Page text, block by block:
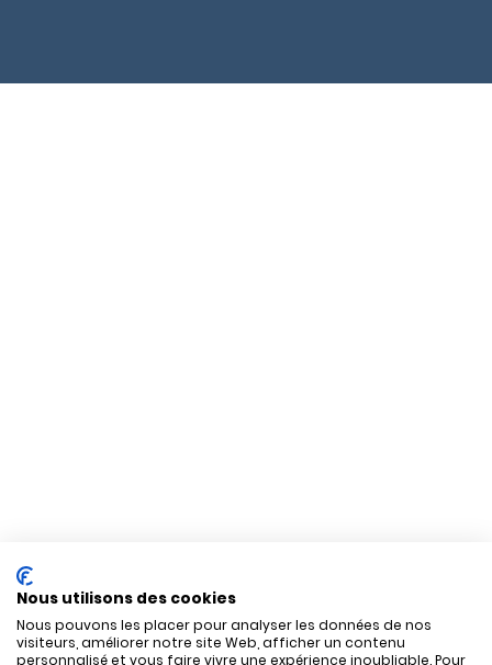
Nous utilisons des cookies
Nous pouvons les placer pour analyser les données de nos
visiteurs, améliorer notre site Web, afficher un contenu
personnalisé et vous faire vivre une expérience inoubliable. Pour